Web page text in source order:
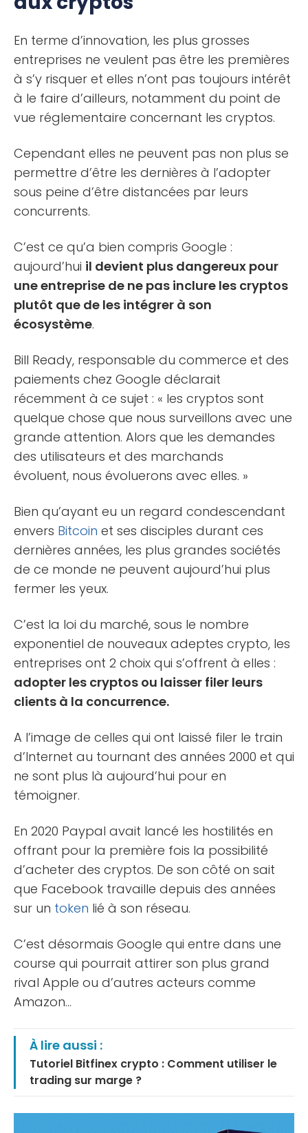
En terme d’innovation, les plus grosses
entreprises ne veulent pas être les premières
à s’y risquer et elles n’ont pas toujours intérêt
à le faire d’ailleurs, notamment du point de
vue réglementaire concernant les cryptos.
Cependant elles ne peuvent pas non plus se
permettre d’être les dernières à l’adopter
sous peine d’être distancées par leurs
concurrents.
C’est ce qu’a bien compris Google :
aujourd’hui il devient plus dangereux pour
une entreprise de ne pas inclure les cryptos
plutôt que de les intégrer à son
écosystème.
Bill Ready, responsable du commerce et des
paiements chez Google déclarait
récemment à ce sujet : « les cryptos sont
quelque chose que nous surveillons avec une
grande attention. Alors que les demandes
des utilisateurs et des marchands
évoluent, nous évoluerons avec elles. »
Bien qu’ayant eu un regard condescendant
envers Bitcoin et ses disciples durant ces
dernières années, les plus grandes sociétés
de ce monde ne peuvent aujourd’hui plus
fermer les yeux.
C’est la loi du marché, sous le nombre
exponentiel de nouveaux adeptes crypto, les
entreprises ont 2 choix qui s’offrent à elles :
adopter les cryptos ou laisser filer leurs
clients à la concurrence.
A l’image de celles qui ont laissé filer le train
d’Internet au tournant des années 2000 et qui
ne sont plus là aujourd’hui pour en
témoigner.
En 2020 Paypal avait lancé les hostilités en
offrant pour la première fois la possibilité
d’acheter des cryptos. De son côté on sait
que Facebook travaille depuis des années
sur un token lié à son réseau.
C’est désormais Google qui entre dans une
course qui pourrait attirer son plus grand
rival Apple ou d’autres acteurs comme
Amazon…
À lire aussi :
Tutoriel Bitfinex crypto : Comment utiliser le
trading sur marge ?